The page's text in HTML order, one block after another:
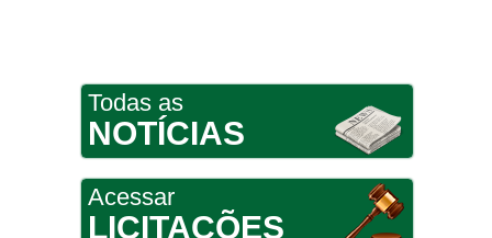
Todas as
NOTÍCIAS
Acessar
LICITAÇÕES